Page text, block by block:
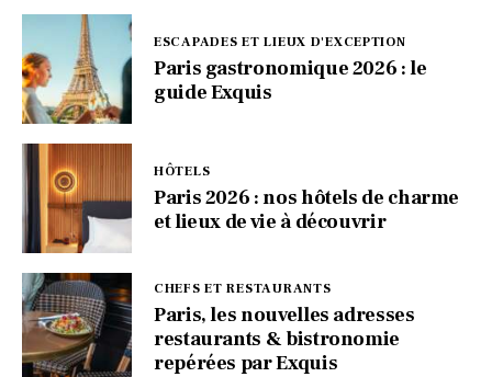
ESCAPADES ET LIEUX D'EXCEPTION
Paris gastronomique 2026 : le
guide Exquis
HÔTELS
Paris 2026 : nos hôtels de charme
et lieux de vie à découvrir
CHEFS ET RESTAURANTS
Paris, les nouvelles adresses
restaurants & bistronomie
repérées par Exquis